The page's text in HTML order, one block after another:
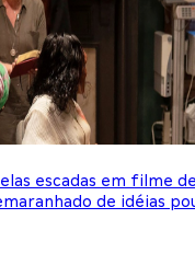
escadas em filme
de idéias